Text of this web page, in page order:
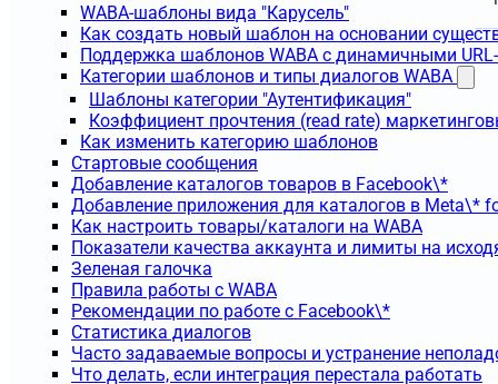
WABA-шаблоны вида "Карусель"
Как создать новый шаблон на основании
Поддержка шаблонов WABA с динамичными
Категории шаблонов и типы диалогов WABA
Шаблоны категории "Аутентификация"
Коэффициент прочтения (read rate)
Как изменить категорию шаблонов
Стартовые сообщения
Добавление каталогов товаров в Facebook\*
Добавление приложения для каталогов в Meta\*
Как настроить товары/каталоги на WABA
Показатели качества аккаунта и лимиты на
Зеленая галочка
Правила работы с WABA
Рекомендации по работе с Facebook\*
Статистика диалогов
Часто задаваемые вопросы и устранение
Что делать, если интеграция перестала работать